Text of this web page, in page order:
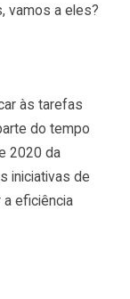
vamos a eles?
às tarefas
do tempo
2020 da
iniciativas de
a eficiência